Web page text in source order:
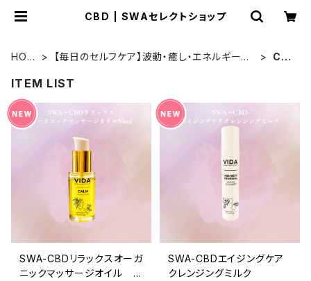
CBD | SWAセレクトショップ
HOM
【毎日のセルフケア】波動・癒し・エネルギーア
CB
ITEM LIST
SWA-CBDリラックスオーガ
ニックマッサージオイル 5
SWA-CBDエイジングケア
クレンジングミルク